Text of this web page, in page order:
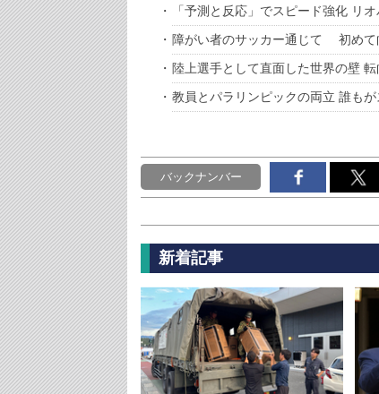
「予測と反応」でスピード強化 リ
障がい者のサッカー通じて 初めて
陸上選手として直面した世界の壁
教員とパラリンピックの両立 誰も
バックナンバー
新着記事